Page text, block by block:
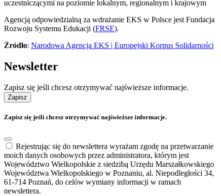
uczestniczącymi na poziomie lokalnym, regionalnym i krajowym
Agencją odpowiedzialną za wdrażanie EKS w Polsce jest Fundacja
Rozwoju Systemu Edukacji (FRSE).
Źródło: Narodowa Agencja EKS | Europejski Korpus Solidarności
Newsletter
Zapisz się jeśli chcesz otrzymywać najświeższe informacje.
Zapisz
Zapisz się jeśli chcesz otrzymywać najświeższe informacje.
Rejestrując się do newslettera wyrażam zgodę na przetwarzanie
moich danych osobowych przez administratora, którym jest
Województwo Wielkopolskie z siedzibą Urzędu Marszałkowskiego
Województwa Wielkopolskiego w Poznaniu, al. Niepodległości 34,
61-714 Poznań, do celów wymiany informacji w ramach
newslettera.